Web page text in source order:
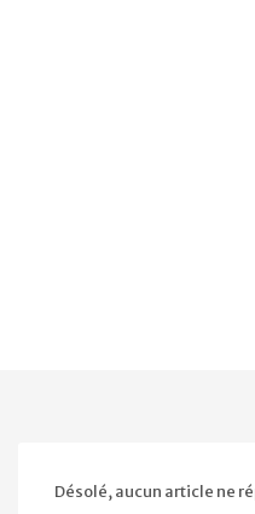
Désolé, aucun article ne